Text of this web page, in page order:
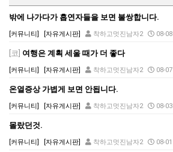
밖에 나가다가 흡연자들을 보면 불쌍합니다.
[커뮤니티] [자유게시판] 착하고멋진남자2 08-08
[코] 여행은 계획 세울 때가 더 좋다
[커뮤니티] [자유게시판] 착하고멋진남자2 08-07
온열증상 가볍게 보면 안됩니다.
[커뮤니티] [자유게시판] 착하고멋진남자2 08-03
몰랐던것.
[커뮤니티] [자유게시판] 착하고멋진남자2 08-01